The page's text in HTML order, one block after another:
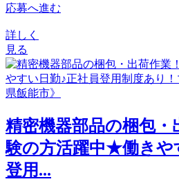
応募へ進む
詳しく
見る
精密機器部品の梱包・
験の方活躍中★働きや
登用...